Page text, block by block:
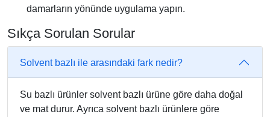
damarların yönünde uygulama yapın.
Sıkça Sorulan Sorular
Solvent bazlı ile arasındaki fark nedir?
Su bazlı ürünler solvent bazlı ürüne göre daha doğal
ve mat durur. Ayrıca solvent bazlı ürünlere göre